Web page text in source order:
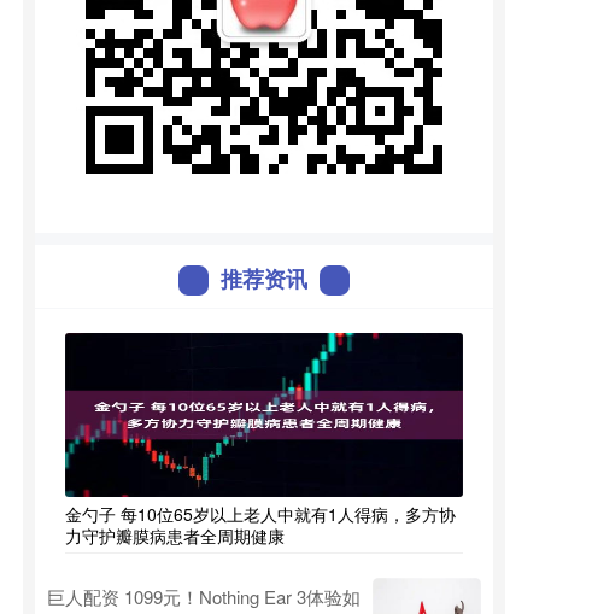
推荐资讯
金勺子 每10位65岁以上老人中就有1人得病，多方协
力守护瓣膜病患者全周期健康
巨人配资 1099元！Nothing Ear 3体验如